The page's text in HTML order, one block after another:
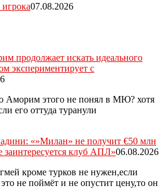
игрока07.08.2026
продолжает искать идеального
экспериментирует с
Аморим этого не понял в МЮ? хотя
его оттуда туранули
«»Милан» не получит €50 млн
заинтересуется клуб АПЛ»06.08.2026
кроме турков не нужен,если
не поймёт и не опустит цену,то он